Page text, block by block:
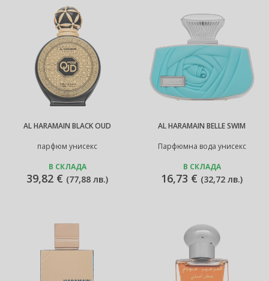
AL HARAMAIN BLACK OUD
парфюм унисекс
В СКЛАДА
39,82 € (77,88 лв.)
AL HARAMAIN BELLE SWIM
Парфюмна вода унисекс
В СКЛАДА
16,73 € (32,72 лв.)